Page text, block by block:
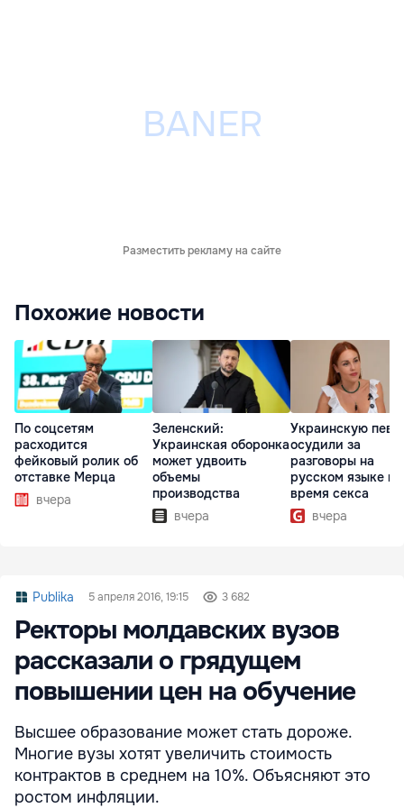
Разместить рекламу на сайте
Похожие новости
По соцсетям
расходится
фейковый ролик об
отставке Мерца
вчера
Зеленский:
Украинская оборонка
может удвоить
объемы
производства
вчера
Украинскую
осудили за
разговоры на
русском языке во
время секса
вчера
Publika 5 апреля 2016, 19:15 3 682
Ректоры молдавских вузов
рассказали о грядущем
повышении цен на обучение
Высшее образование может стать дороже.
Многие вузы хотят увеличить стоимость
контрактов в среднем на 10%. Объясняют это
ростом инфляции.